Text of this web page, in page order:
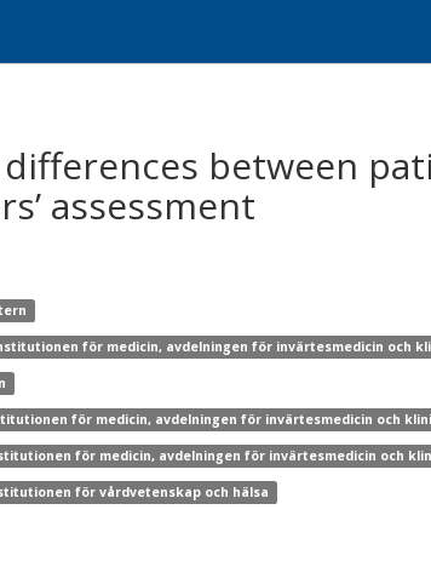
between
assessment
för medicin, avdelningen för invärtesmedicin och
för medicin, avdelningen för invärtesmedicin och
för medicin, avdelningen för invärtesmedicin och
för vårdvetenskap och hälsa